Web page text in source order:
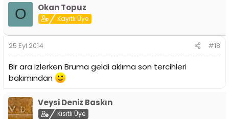
O Okan Topuz
Kayıtlı Üye
25 Eyl 2014 #18
Bir ara izlerken Bruma geldi aklıma son tercihleri
bakımından
Veysi Deniz Baskın
Kısıtlı Üye